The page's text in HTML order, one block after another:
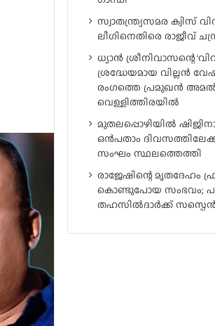
സ്വാതന്ത്ര്യസമര ക്വിസ്
ലീഗിനെതിരെ രാജീവ്
ധ്യാൻ ശ്രീനിവാസന്റെ
ശ്രദ്ധേയമായ വില്ലൻ
രംഗത്തെ പ്രമുഖൻ
വെള്ളിത്തിരയിൽ
മുതലപ്പൊഴിയിൽ
ഒൻപതാം
സംഘം സ്ഥലത്തെത്തി
രാജേഷിന്റെ മൃതദേഹം
കൊണ്ടുപോയ സംഭവം;
തഹസിൽദാർക്ക്